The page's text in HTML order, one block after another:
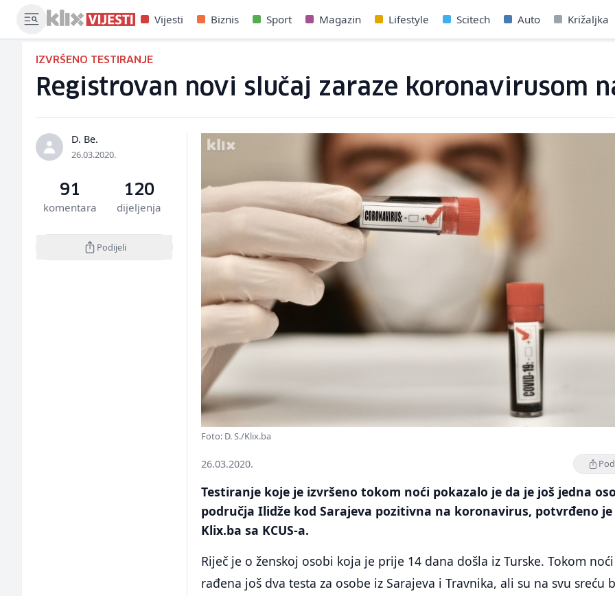
Vijesti Biznis Sport Magazin Lifestyle Scitech Auto Križaljka
IZVRŠENO TESTIRANJE
Registrovan novi slučaj zaraze koronavirusom
D. Be.
26.03.2020.
91
komentara
120
dijeljenja
Podijeli
Foto: D. S./Klix.ba
26.03.2020.
Testiranje koje je izvršeno tokom noći pokazalo je da je još jedna
područja Ilidže kod Sarajeva pozitivna na koronavirus, potvrđeno je
Klix.ba sa KCUS-a.
Riječ je o ženskoj osobi koja je prije 14 dana došla iz Turske. Tokom
rađena još dva testa za osobe iz Sarajeva i Travnika, ali su na svu sreću